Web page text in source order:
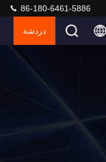
86-180-6461-5886
دردشة